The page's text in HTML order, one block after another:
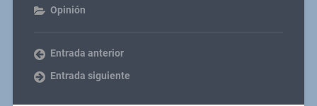
Opinión
Entrada anterior
Entrada siguiente